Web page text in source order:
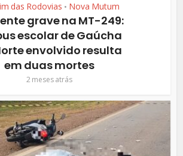
das Rodovias • Nova Mutum
grave na MT-249:
escolar de Gaúcha
envolvido resulta
em duas mortes
2 meses atrás